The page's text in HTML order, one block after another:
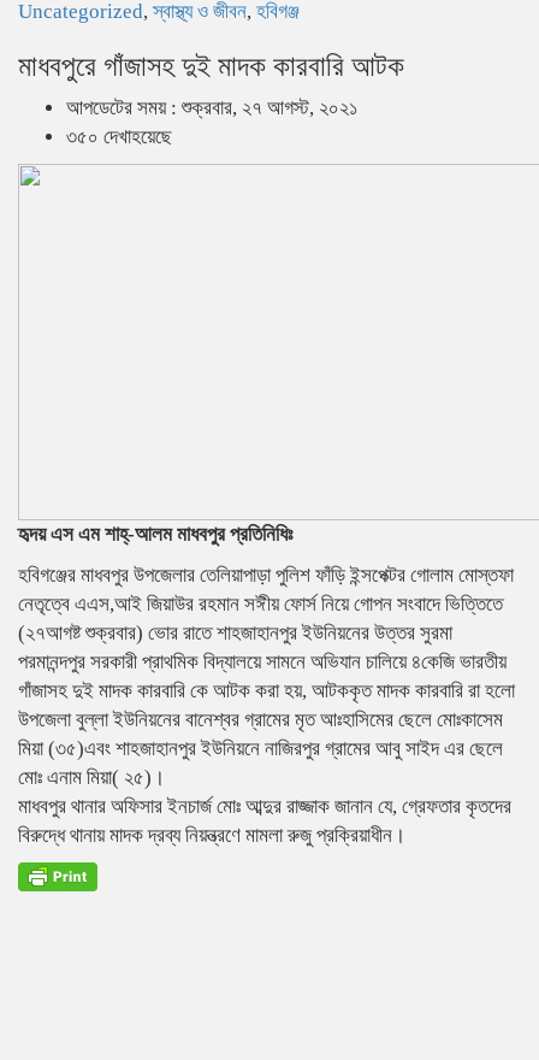
Uncategorized,স্বাস্থ্য ও জীবন, হবিগঞ্জ
মাধবপুরে গাঁজাসহ দুই মাদক কারবারি আটক
আপডেটের সময় : শুক্রবার, ২৭ আগস্ট, ২০২১
৩৫০ দেখাহয়েছে
হৃদয় এস এম শাহ্-আলম মাধবপুর প্রতিনিধিঃ
হবিগঞ্জের মাধবপুর উপজেলার তেলিয়াপাড়া পুলিশ ফাঁড়ি ইন্সপেক্টর গোলাম মোস্তফা
নেতৃত্বে এএস,আই জিয়াউর রহমান সঈীয় ফোর্স নিয়ে গোপন সংবাদে ভিত্তিতে
(২৭আগষ্ট শুক্রবার) ভোর রাতে শাহজাহানপুর ইউনিয়নের উত্তর সুরমা
পরমানন্দপুর সরকারী প্রাথমিক বিদ্যালয়ে সামনে অভিযান চালিয়ে ৪কেজি ভারতীয়
গাঁজাসহ দুই মাদক কারবারি কে আটক করা হয়, আটককৃত মাদক কারবারি রা হলো
উপজেলা বুল্লা ইউনিয়নের বানেশ্বর গ্রামের মৃত আঃহাসিমের ছেলে মোঃকাসেম
মিয়া (৩৫)এবং শাহজাহানপুর ইউনিয়নে নাজিরপুর গ্রামের আবু সাইদ এর ছেলে
মোঃ এনাম মিয়া( ২৫)।
মাধবপুর থানার অফিসার ইনচার্জ মোঃ আব্দুর রাজ্জাক জানান যে, গ্রেফতার কৃতদের
বিরুদ্ধে থানায় মাদক দ্রব্য নিয়ন্ত্রণে মামলা রুজু প্রক্রিয়াধীন।